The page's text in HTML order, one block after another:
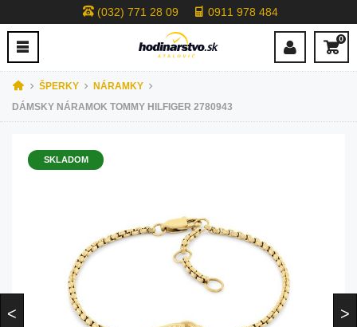
(032) 771 28 09 0911 978 484
0
ŠPERKY
NÁRAMKY
DÁMSKY NÁRAMOK TOMMY HILFIGER 2780943
SKLADOM